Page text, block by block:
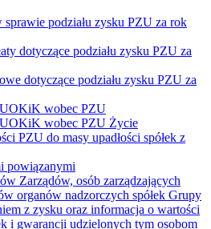
podziału zysku PZU za rok
dotyczące podziału zysku PZU za
dotyczące podziału zysku PZU za
UOKiK wobec PZU
UOKiK wobec PZU Życie
PZU do masy upadłości spółek z
powiązanymi
Zarządów, osób zarządzających
organów nadzorczych spółek Grupy
z zysku oraz informacja o wartości
i gwarancji udzielonych tym osobom